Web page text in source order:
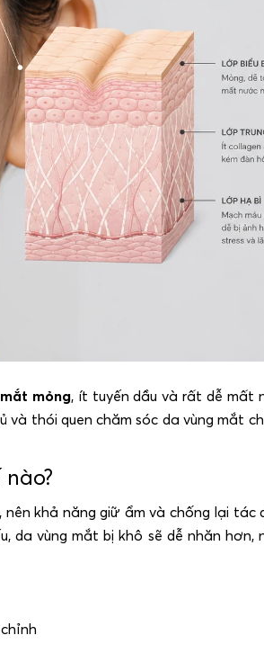
mỏng, ít tuyến dầu và rất dễ mất
thói quen chăm sóc da vùng mắt
khả năng giữ ẩm và chống lại tác
da vùng mắt bị khô sẽ dễ nhăn hơn,